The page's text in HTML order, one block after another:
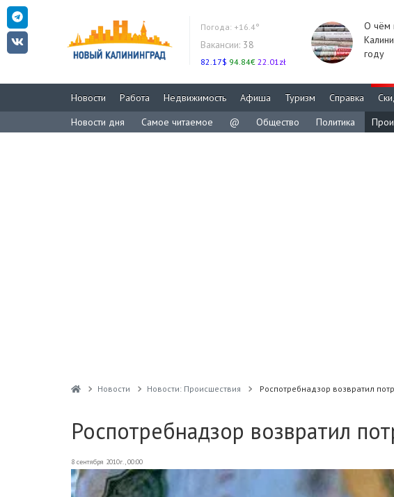
Погода: +16.4°
Вакансии: 38
82.17$ 94.84€ 22.01zł
О чём
году
Новости Работа Недвижимость Афиша Туризм Справка
Новости дня
Самое читаемое @ Общество Политика
Новости Новости: Происшествия Роспотребнадзор возвратил
Роспотребнадзор возвратил
8 сентября 2010г., 00:00